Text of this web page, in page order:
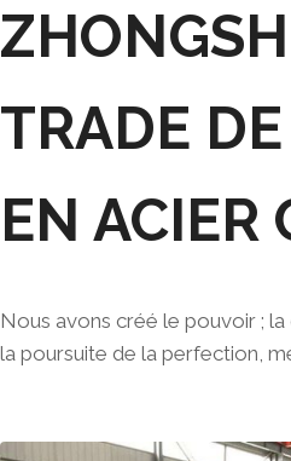
TRADE
EN ACIER
Nous avons créé le pouvoir ; la
la poursuite de la perfection,